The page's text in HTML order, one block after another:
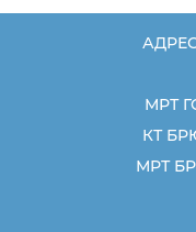
МРТ
КТ
МРТ